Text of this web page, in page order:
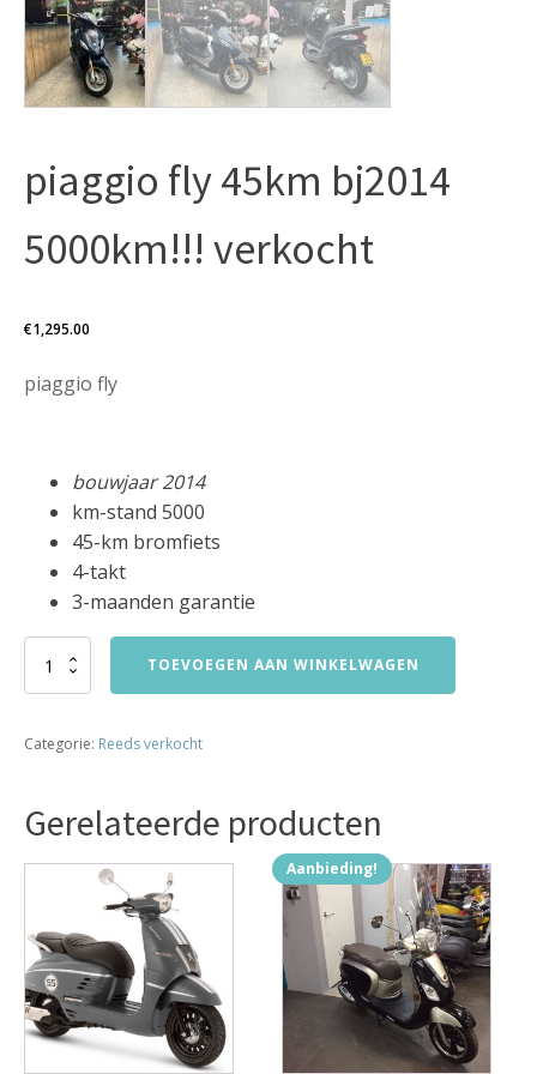
piaggio fly 45km bj2014
5000km!!! verkocht
€1,295.00
piaggio fly
bouwjaar 2014
km-stand 5000
45-km bromfiets
4-takt
3-maanden garantie
piaggio
5000km!!!
TOEVOEGEN AAN WINKELWAGEN
Categorie: Reeds verkocht
Gerelateerde producten
Aanbieding!